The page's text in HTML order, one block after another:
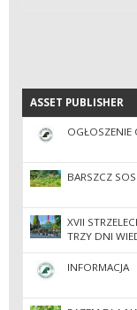
ASSET PUBLISHER
ASSET PUBLISHER
OGŁOSZENIE
BARSZCZ
XVII
TRZY DNI
INFORMACJA